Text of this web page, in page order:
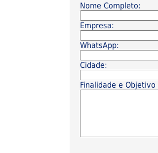
Nome Completo:
Empresa:
WhatsApp:
Cidade:
Finalidade e